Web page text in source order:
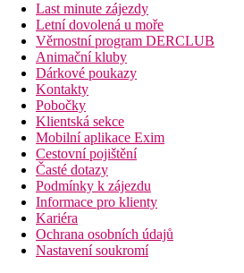
Last minute zájezdy
Letní dovolená u moře
Věrnostní program DERCLUB
Animační kluby
Dárkové poukazy
Kontakty
Pobočky
Klientská sekce
Mobilní aplikace Exim
Cestovní pojištění
Časté dotazy
Podmínky k zájezdu
Informace pro klienty
Kariéra
Ochrana osobních údajů
Nastavení soukromí